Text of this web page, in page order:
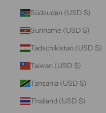
Südsudan (USD $)
Suriname (USD $)
Tadschikistan (USD $)
Taiwan (USD $)
Tansania (USD $)
Thailand (USD $)